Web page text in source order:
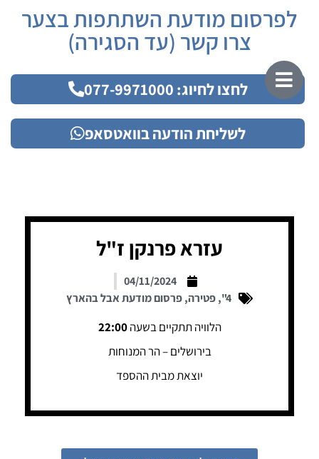
לפרסום מודעת השתתפות בצער
צרו קשר (עד הסגירה)
לחצו לחיוג: 077-9971000
לשליחת הודעה בוואטסאפ
עזרא פרנקן ז"ל
04/11/2024
4"
,פטירה,פרסום מודעת אבל בהארץ
הלוויה תתקיים בשעה22:00
בירושלים – הר המנוחות
יוצאת מבית ההספד